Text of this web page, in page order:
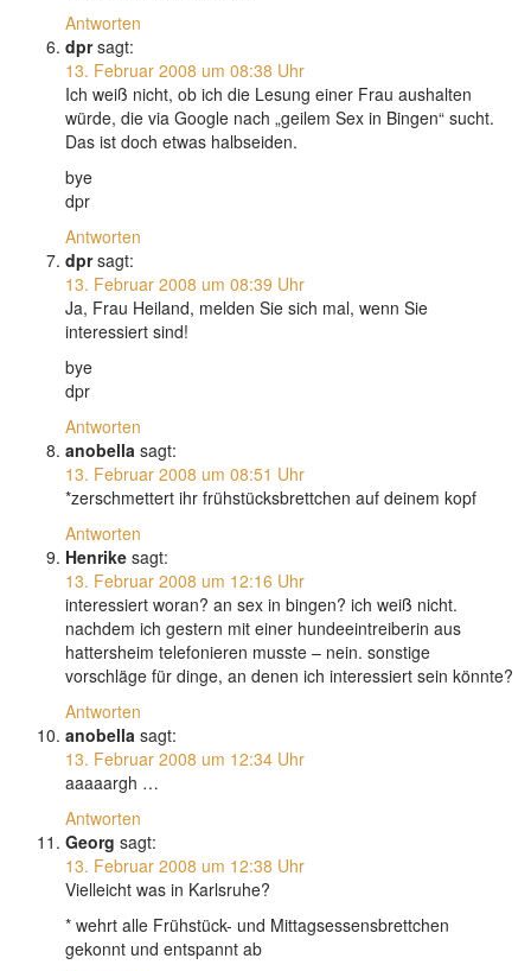
Antworten
dpr sagt:
13. Februar 2008 um 08:38 Uhr
Ich weiß nicht, ob ich die Lesung einer Frau aushalten
würde, die via Google nach „geilem Sex in Bingen“ sucht.
Das ist doch etwas halbseiden.
bye
dpr
Antworten
dpr sagt:
13. Februar 2008 um 08:39 Uhr
Ja, Frau Heiland, melden Sie sich mal, wenn Sie
interessiert sind!
bye
dpr
Antworten
anobella sagt:
13. Februar 2008 um 08:51 Uhr
*zerschmettert ihr frühstücksbrettchen auf deinem kopf
Antworten
Henrike sagt:
13. Februar 2008 um 12:16 Uhr
interessiert woran? an sex in bingen? ich weiß nicht.
nachdem ich gestern mit einer hundeeintreiberin aus
hattersheim telefonieren musste – nein. sonstige
vorschläge für dinge, an denen ich interessiert sein könnte?
Antworten
anobella sagt:
13. Februar 2008 um 12:34 Uhr
aaaaargh …
Antworten
Georg sagt:
13. Februar 2008 um 12:38 Uhr
Vielleicht was in Karlsruhe?
* wehrt alle Frühstück- und Mittagsessensbrettchen
gekonnt und entspannt ab